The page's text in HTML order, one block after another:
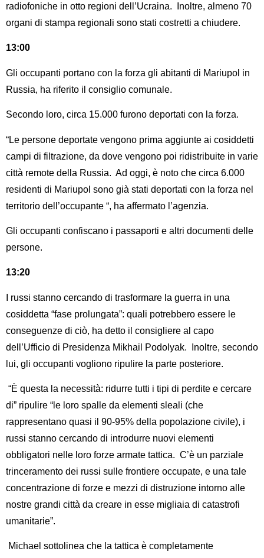
radiofoniche in otto regioni dell’Ucraina. Inoltre, almeno 70
organi di stampa regionali sono stati costretti a chiudere.
13:00
Gli occupanti portano con la forza gli abitanti di Mariupol in
Russia, ha riferito il consiglio comunale.
Secondo loro, circa 15.000 furono deportati con la forza.
“Le persone deportate vengono prima aggiunte ai cosiddetti
campi di filtrazione, da dove vengono poi ridistribuite in varie
città remote della Russia. Ad oggi, è noto che circa 6.000
residenti di Mariupol sono già stati deportati con la forza nel
territorio dell’occupante “, ha affermato l’agenzia.
Gli occupanti confiscano i passaporti e altri documenti delle
persone.
13:20
I russi stanno cercando di trasformare la guerra in una
cosiddetta “fase prolungata”: quali potrebbero essere le
conseguenze di ciò, ha detto il consigliere al capo
dell’Ufficio di Presidenza Mikhail Podolyak. Inoltre, secondo
lui, gli occupanti vogliono ripulire la parte posteriore.
“È questa la necessità: ridurre tutti i tipi di perdite e cercare
di” ripulire “le loro spalle da elementi sleali (che
rappresentano quasi il 90-95% della popolazione civile), i
russi stanno cercando di introdurre nuovi elementi
obbligatori nelle loro forze armate tattica. C’è un parziale
trinceramento dei russi sulle frontiere occupate, e una tale
concentrazione di forze e mezzi di distruzione intorno alle
nostre grandi città da creare in esse migliaia di catastrofi
umanitarie”.
Michael sottolinea che la tattica è completamente